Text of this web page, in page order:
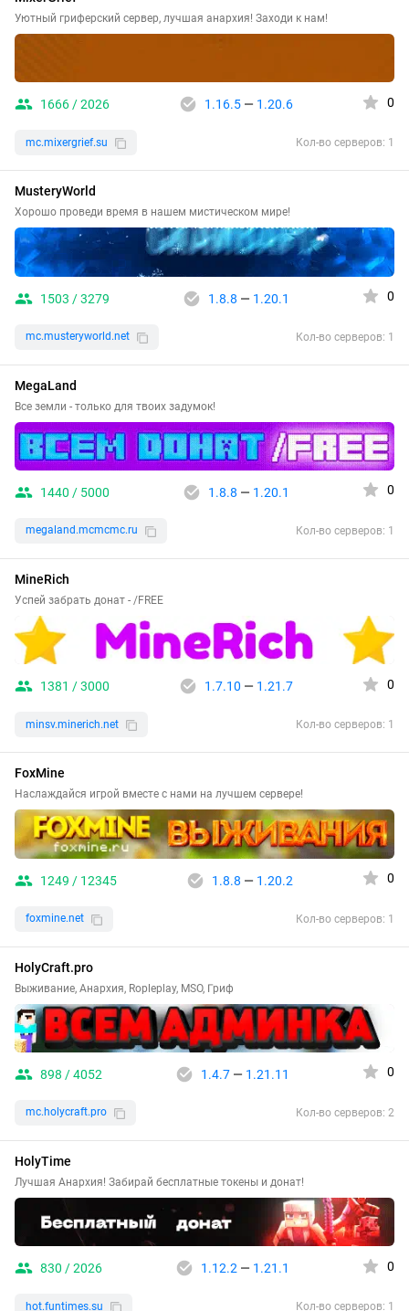
Уютный гриферский сервер, лучшая анархия! Заходи к нам!
1666 / 2026 1.16.5— 1.20.6 0
mc.mixergrief.su Кол-во серверов: 1
MusteryWorld
Хорошо проведи время в нашем мистическом мире!
1503 / 3279 1.8.8 — 1.20.1 0
mc.musteryworld.net Кол-во серверов: 1
MegaLand
Все земли - только для твоих задумок!
1440 / 5000 1.8.8 — 1.20.1 0
megaland.mcmcmc.ru Кол-во серверов: 1
MineRich
Успей забрать донат - /FREE
1381 / 3000 1.7.10 — 1.21.7 0
minsv.minerich.net Кол-во серверов: 1
FoxMine
Наслаждайся игрой вместе с нами на лучшем сервере!
1249 / 12345 1.8.8 — 1.20.2 0
foxmine.net Кол-во серверов: 1
HolyCraft.pro
Выживание, Анархия, Ropleplay, MSO, Гриф
898 / 4052 1.4.7— 1.21.11 0
mc.holycraft.pro Кол-во серверов: 2
HolyTime
Лучшая Анархия! Забирай бесплатные токены и донат!
830 / 2026 1.12.2— 1.21.1 0
hot.funtimes.su Кол-во серверов: 1